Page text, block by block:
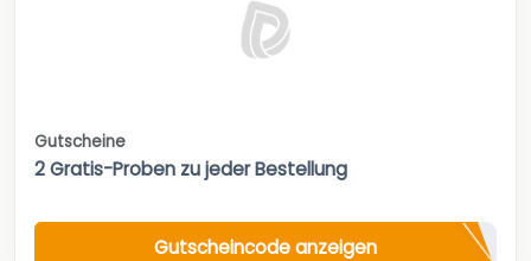
Gutscheine
2 Gratis-Proben zu jeder Bestellung
Gutscheincode anzeigen